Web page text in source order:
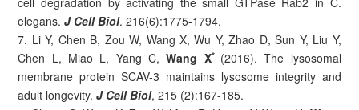
elegans.J Cell Biol. 216(6):1775-1794.
7. Li Y, Chen B, Zou W, Wang X, Wu Y, Zhao D, Sun Y, Liu Y,
Chen L, Miao L, Yang C,Wang X* (2016). The lysosomal
membrane protein SCAV-3 maintains lysosome integrity and
adult longevity.J Cell Biol, 215 (2):167-185.